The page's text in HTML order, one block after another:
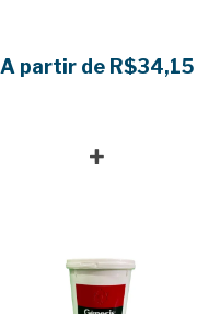
A partir de R$34,15